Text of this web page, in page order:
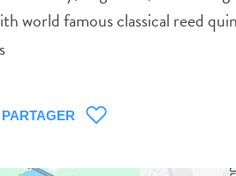
world famous classical reed
PARTAGER
chose pour plus tard, assurez-